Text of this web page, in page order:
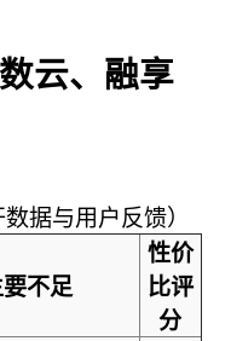
云、融享
据与用户反馈）
不足
性价
比评
分